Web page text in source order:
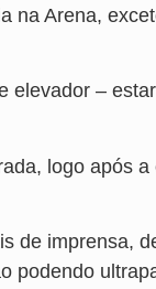
na Arena,
elevador –
logo após a
de imprensa,
podendo